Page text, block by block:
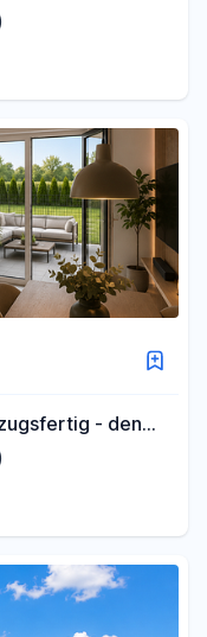
- den
Terrasse